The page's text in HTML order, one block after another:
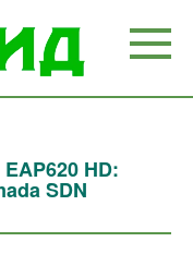
HD:
SDN